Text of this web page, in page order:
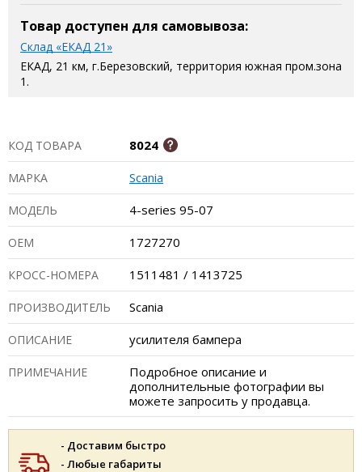
Товар доступен для самовывоза:
Склад «ЕКАД 21»
ЕКАД, 21 км, г.Березовский, территория южная пром.зона
1.
КОД ТОВАРА 8024
МАРКА Scania
МОДЕЛЬ 4-series 95-07
ОЕМ 1727270
КРОСС-НОМЕРА 1511481 / 1413725
ПРОИЗВОДИТЕЛЬ Scania
ОПИСАНИЕ усилителя бампера
ПРИМЕЧАНИЕ
Подробное описание и
дополнительные фотографии вы
можете запросить у продавца.
- Доставим быстро
- Любые габариты